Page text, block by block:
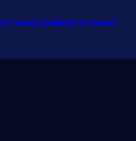
"Smart pokloni za smart